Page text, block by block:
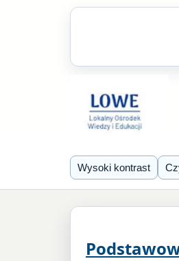
Wysoki kontrast